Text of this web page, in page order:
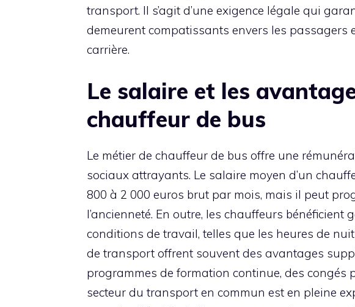
transport. Il s’agit d’une exigence légale qui
demeurent compatissants envers les passagers
carrière.
Le salaire et les
chauffeur de bus
Le métier de chauffeur de bus offre une
sociaux attrayants. Le salaire moyen d’un
800 à 2 000 euros brut par mois, mais il peut
l’ancienneté. En outre, les chauffeurs
conditions de travail, telles que les heures de
de transport offrent souvent des avantages
programmes de formation continue, des congés
secteur du transport en commun est en pleine